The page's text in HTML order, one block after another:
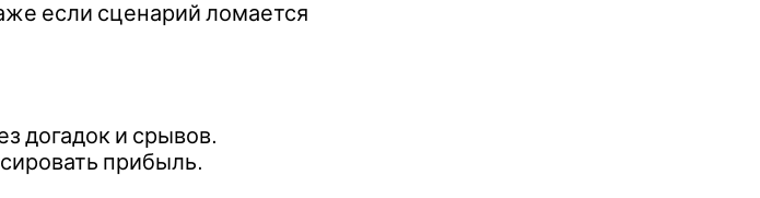
если сценарий ломается
догадок и срывов.
прибыль.